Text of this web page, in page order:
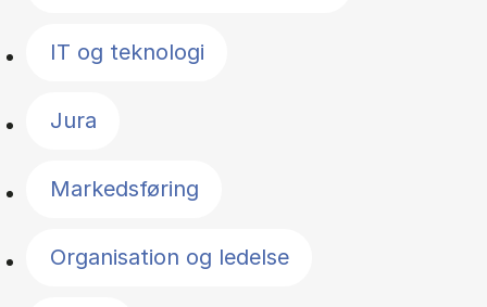
IT og teknologi
Jura
Markedsføring
Organisation og ledelse